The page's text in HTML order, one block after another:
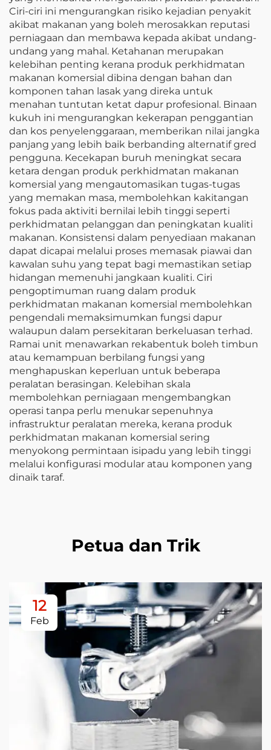
Ciri-ciri ini mengurangkan risiko kejadian penyakit
akibat makanan yang boleh merosakkan reputasi
perniagaan dan membawa kepada akibat undang-
undang yang mahal. Ketahanan merupakan
kelebihan penting kerana produk perkhidmatan
makanan komersial dibina dengan bahan dan
komponen tahan lasak yang direka untuk
menahan tuntutan ketat dapur profesional. Binaan
kukuh ini mengurangkan kekerapan penggantian
dan kos penyelenggaraan, memberikan nilai jangka
panjang yang lebih baik berbanding alternatif gred
pengguna. Kecekapan buruh meningkat secara
ketara dengan produk perkhidmatan makanan
komersial yang mengautomasikan tugas-tugas
yang memakan masa, membolehkan kakitangan
fokus pada aktiviti bernilai lebih tinggi seperti
perkhidmatan pelanggan dan peningkatan kualiti
makanan. Konsistensi dalam penyediaan makanan
dapat dicapai melalui proses memasak piawai dan
kawalan suhu yang tepat bagi memastikan setiap
hidangan memenuhi jangkaan kualiti. Ciri
pengoptimuman ruang dalam produk
perkhidmatan makanan komersial membolehkan
pengendali memaksimumkan fungsi dapur
walaupun dalam persekitaran berkeluasan terhad.
Ramai unit menawarkan rekabentuk boleh timbun
atau kemampuan berbilang fungsi yang
menghapuskan keperluan untuk beberapa
peralatan berasingan. Kelebihan skala
membolehkan perniagaan mengembangkan
operasi tanpa perlu menukar sepenuhnya
infrastruktur peralatan mereka, kerana produk
perkhidmatan makanan komersial sering
menyokong permintaan isipadu yang lebih tinggi
melalui konfigurasi modular atau komponen yang
dinaik taraf.
Petua dan Trik
12
Feb